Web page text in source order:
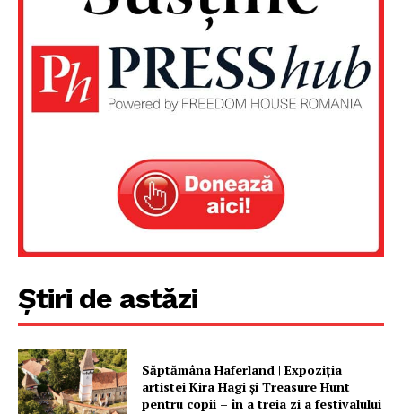
Un proiect
FREEDOM HOUSE ROMÂNIA
PRESShub
Rețea
Contact
Știri de astăzi
Săptămâna Haferland | Expoziţia
artistei Kira Hagi şi Treasure Hunt
pentru copii – în a treia zi a festivalului